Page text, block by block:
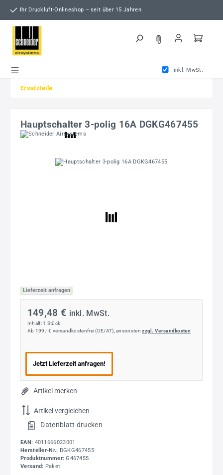
Zum Hauptinhalt springen
Ihr Druckluft-Onlineshop – seit über 15 Jahren
inkl. MwSt.
Ersatzteile
Hauptschalter 3-polig 16A DGKG467455
Bildergalerie überspringen
Lieferzeit anfragen
149,48 € inkl. MwSt.
Inhalt: 1 Stück
Ab 199,- € versandkostenfrei (DE/AT), ansonstenzzgl. Versandkosten
Jetzt Lieferzeit anfragen!
Artikel merken
Artikel vergleichen
. Datenblatt drucken
EAN: 4011666023001
Hersteller-Nr.: DGKG467455
Produktnummer: G467455
Versand: Paket